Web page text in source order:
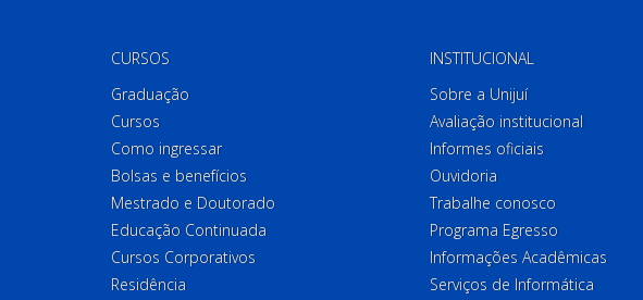
CURSOS
Graduação
Cursos
Como ingressar
Bolsas e benefícios
Mestrado e Doutorado
Educação Continuada
Cursos Corporativos
Residência
INSTITUCIONAL
Sobre a Unijuí
Avaliação institucional
Informes oficiais
Ouvidoria
Trabalhe conosco
Programa Egresso
Informações Acadêmicas
Serviços de Informática